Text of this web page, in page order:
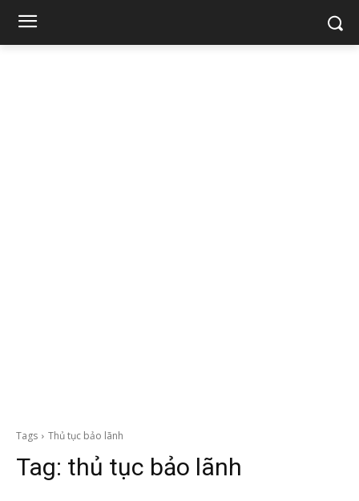
Tags Thủ tục bảo lãnh
Tag: thủ tục bảo lãnh